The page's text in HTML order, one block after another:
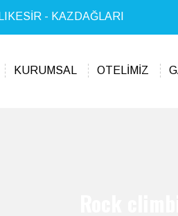
- KAZDAĞLARI
KURUMSAL OTELİMİZ